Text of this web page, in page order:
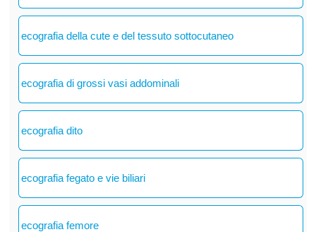
ecografia della cute e del tessuto sottocutaneo
ecografia di grossi vasi addominali
ecografia dito
ecografia fegato e vie biliari
ecografia femore